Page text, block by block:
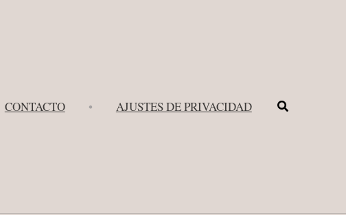
CONTACTO • AJUSTES DE PRIVACIDAD Buscar